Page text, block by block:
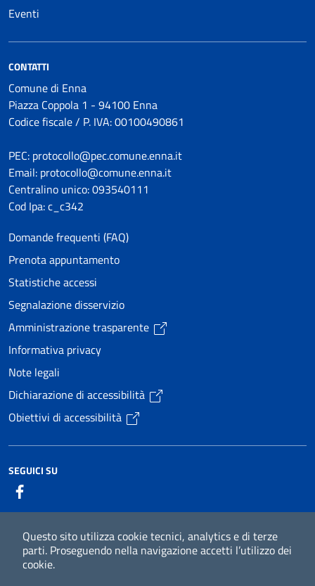
Eventi
CONTATTI
Comune di Enna
Piazza Coppola 1 - 94100 Enna
Codice fiscale / P. IVA: 00100490861
PEC: protocollo@pec.comune.enna.it
Email: protocollo@comune.enna.it
Centralino unico: 093540111
Cod Ipa: c_c342
Domande frequenti (FAQ)
Prenota appuntamento
Statistiche accessi
Segnalazione disservizio
Amministrazione trasparente
Informativa privacy
Note legali
Dichiarazione di accessibilità
Obiettivi di accessibilità
SEGUICI SU
Il progetto Whistleblowing
Mappa del
sito
Questo sito utilizza cookie tecnici, analytics e di terze
parti. Proseguendo nella navigazione accetti l’utilizzo dei
cookie.